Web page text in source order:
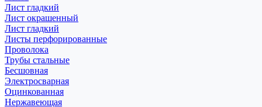
Лист гладкий
Лист окрашенный
Лист гладкий
Листы перфорированные
Проволока
Трубы стальные
Бесшовная
Электросварная
Оцинкованная
Нержавеющая